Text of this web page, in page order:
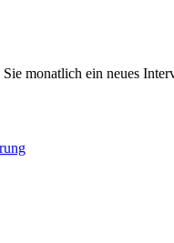
monatlich ein neues